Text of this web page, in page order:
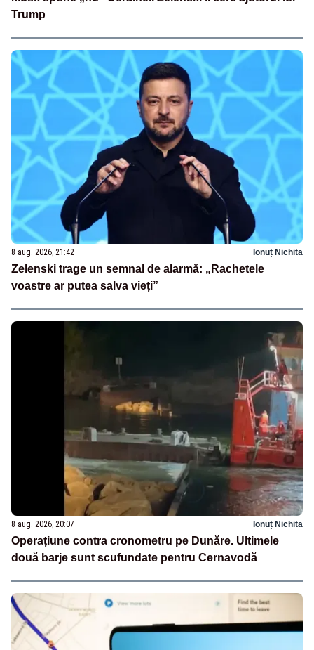
Trump
8 aug. 2026, 21:42 Ionuț Nichita
Zelenski trage un semnal de alarmă: „Rachetele
voastre ar putea salva vieți”
8 aug. 2026, 20:07 Ionuț Nichita
Operațiune contra cronometru pe Dunăre. Ultimele
două barje sunt scufundate pentru Cernavodă